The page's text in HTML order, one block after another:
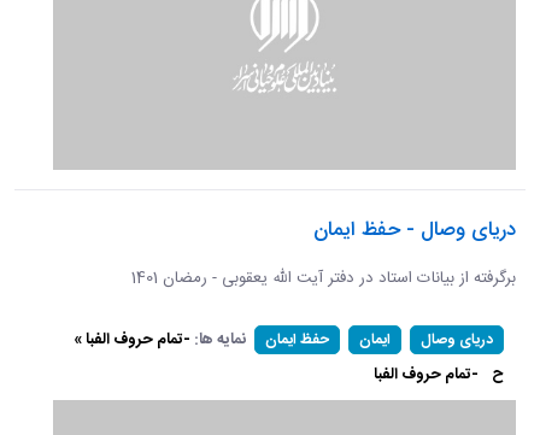
دریای وصال - حفظ ایمان
برگرفته از بیانات استاد در دفتر آیت الله یعقوبی - رمضان 1401
دریای وصال ایمان حفظ ایمان نمایه ها: -تمام حروف الفبا »
ح -تمام حروف الفبا